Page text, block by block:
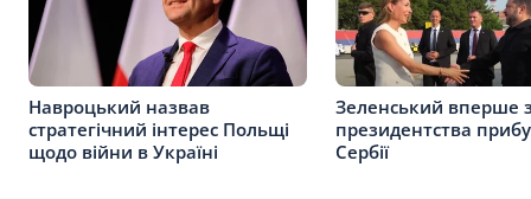
Навроцький назвав
стратегічний інтерес Польщі
щодо війни в Україні
Зеленський вперше
президентства
Сербії